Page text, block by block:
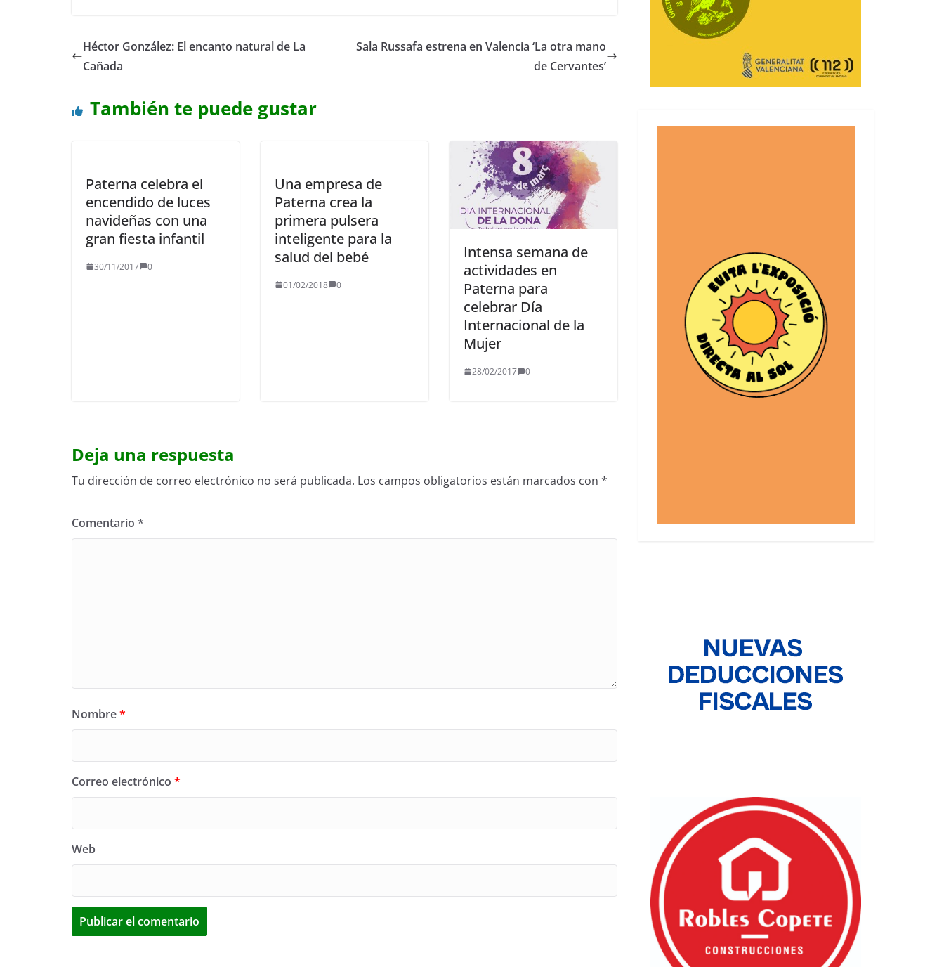
Héctor González: El encanto natural de La
Cañada
Sala Russafa estrena en Valencia ‘La otra mano
de Cervantes’
También te puede gustar
Paterna celebra el
encendido de luces
navideñas con una
gran fiesta infantil
30/11/2017 0
Una empresa de
Paterna crea la
primera pulsera
inteligente para la
salud del bebé
01/02/2018 0
Intensa semana de
actividades en
Paterna para
celebrar Día
Internacional de la
Mujer
28/02/2017 0
Deja una respuesta
Tu dirección de correo electrónico no será publicada. Los campos obligatorios están marcados con *
Comentario *
Nombre*
Correo electrónico *
Web